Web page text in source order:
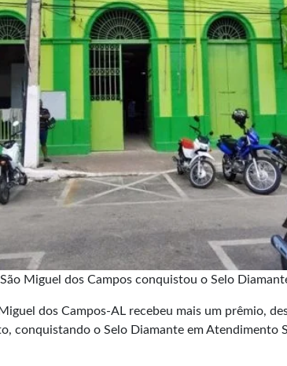
Miguel dos Campos conquistou o Selo
dos Campos-AL recebeu mais um prêmio,
conquistando o Selo Diamante em Atendimento